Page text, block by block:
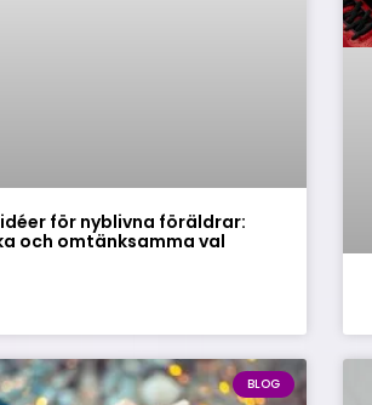
för nyblivna föräldrar:
och omtänksamma val
BLOG